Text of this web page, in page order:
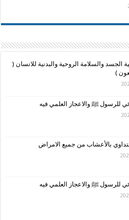
الجسد والسلامة الروحية والبدنية للانسان (
)
للرسول ﷺ والاعجاز العلمي فيه
بالأعشاب من جميع الامراض
للرسول ﷺ والاعجاز العلمي فيه